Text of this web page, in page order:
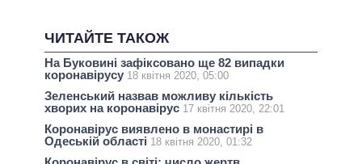
ЧИТАЙТЕ ТАКОЖ
На Буковині зафіксовано ще 82 випадки
коронавірусу 18 квітня 2020, 05:00
Зеленський назвав можливу кількість
хворих на коронавірус 17 квітня 2020, 22:01
Коронавірус виявлено в монастирі в
Одеській області 18 квітня 2020, 01:32